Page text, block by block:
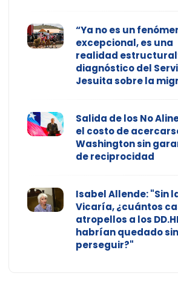
“Ya no es un
excepcional, es una
realidad
diagnóstico del
Jesuita sobre la
Salida de los No
el costo de
Washington sin
de reciprocidad
Isabel Allende: "Sin
Vicaría, ¿cuántos
atropellos a los
habrían quedado sin
perseguir?"